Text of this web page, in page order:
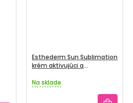
Esthederm Sun Sublimation
krém aktivujúci a
ml
Priemerné
Na sklade